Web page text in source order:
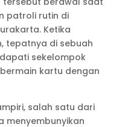
patroli rutin di
Ketika
tepatnya di sebuah
sekelompok
kartu dengan
salah satu dari
menyembunyikan